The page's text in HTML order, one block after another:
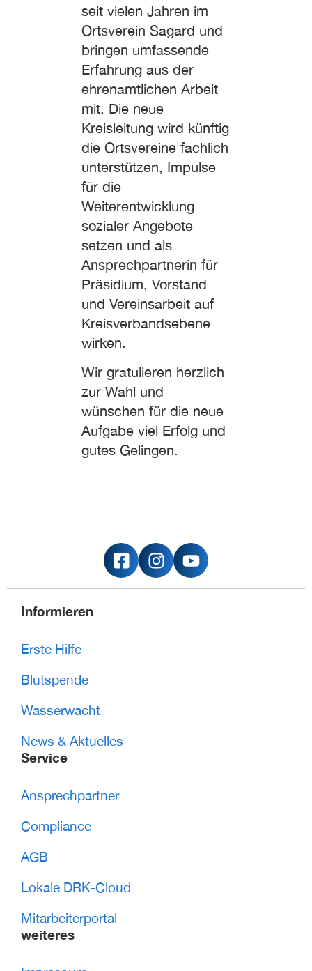
seit vielen Jahren im
Ortsverein Sagard und
bringen umfassende
Erfahrung aus der
ehrenamtlichen Arbeit
mit. Die neue
Kreisleitung wird künftig
die Ortsvereine fachlich
unterstützen, Impulse
für die
Weiterentwicklung
sozialer Angebote
setzen und als
Ansprechpartnerin für
Präsidium, Vorstand
und Vereinsarbeit auf
Kreisverbandsebene
wirken.
Wir gratulieren herzlich
zur Wahl und
wünschen für die neue
Aufgabe viel Erfolg und
gutes Gelingen.
Informieren
Erste Hilfe
Blutspende
Wasserwacht
News & Aktuelles
Service
Ansprechpartner
Compliance
AGB
Lokale DRK-Cloud
Mitarbeiterportal
weiteres